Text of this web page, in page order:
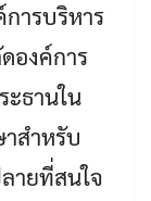
ารบริหาร
องค์การ
ะธานใน
สำหรับ
ายที่สนใจ